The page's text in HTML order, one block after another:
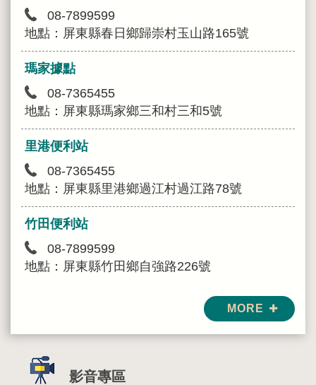
08-7899599
地點：屏東縣春日鄉歸崇村玉山路165號
瑪家據點
08-7365455
地點：屏東縣瑪家鄉三和村三和5號
里港便利站
08-7365455
地點：屏東縣里港鄉過江村過江路78號
竹田便利站
08-7899599
地點：屏東縣竹田鄉自強路226號
MORE
影音專區